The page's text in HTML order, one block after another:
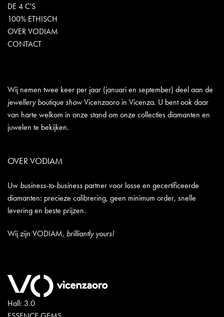
DE 4 C'S
100% ETHISCH
OVER VODIAM
CONTACT
Wij nemen twee keer per jaar (januari en september) deel aan de
jewellery boutique showVicenzaoro in Vicenza. U bent ook daar
van harte welkom in onze stand om onze collecties diamanten en
juwelen te bekijken.
OVER VODIAM
Uw business-to-business partner voor losse en gecertificeerde
diamanten: precieze calibrering, geen minimum order, snelle
levering en beste prijzen.
Wij zijn VODIAM, brilliantly yours!
Hall: 3.0